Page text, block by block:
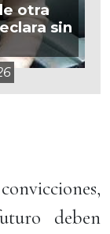
otra
sin
deben